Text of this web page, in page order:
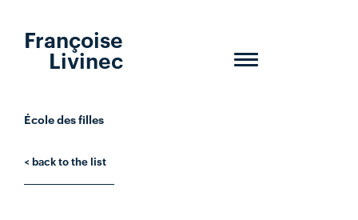
Toggle
Françoise
Livinec
École des filles
< back to the list